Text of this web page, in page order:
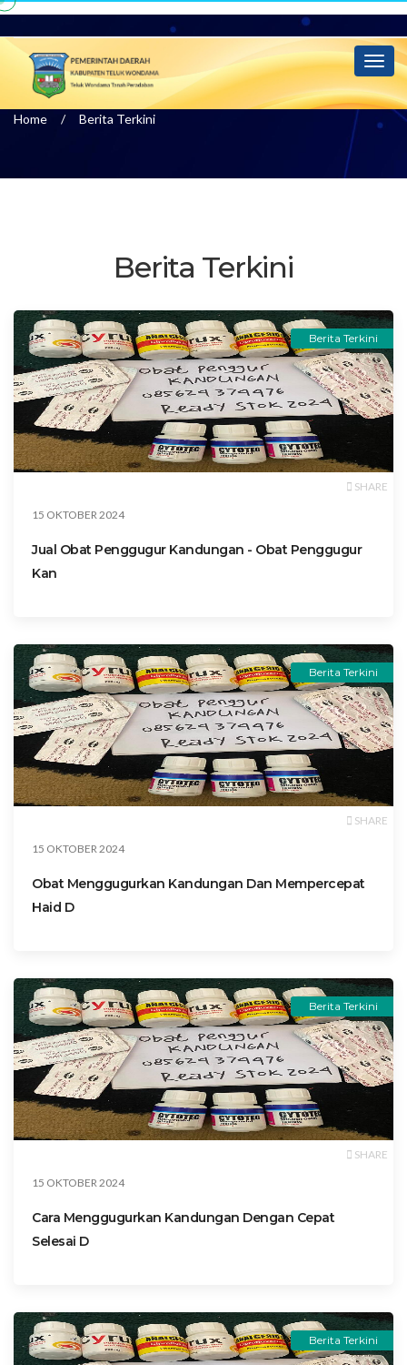
Info
Home Berita Terkini
Berita Terkini
Berita Terkini
SHARE
15 OKTOBER 2024
Jual Obat Penggugur Kandungan - Obat Penggugur
Kan
Berita Terkini
SHARE
15 OKTOBER 2024
Obat Menggugurkan Kandungan Dan Mempercepat
Haid D
Berita Terkini
SHARE
15 OKTOBER 2024
Cara Menggugurkan Kandungan Dengan Cepat
Selesai D
Berita Terkini